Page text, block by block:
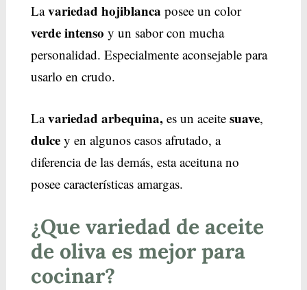
Lavariedad hojiblanca posee un color
verde intenso y un sabor con mucha
personalidad. Especialmente aconsejable para
usarlo en crudo.
Lavariedad arbequina, es un aceite suave,
dulcey en algunos casos afrutado, a
diferencia de las demás, esta aceituna no
posee características amargas.
¿Que variedad de aceite
de oliva es mejor para
cocinar?